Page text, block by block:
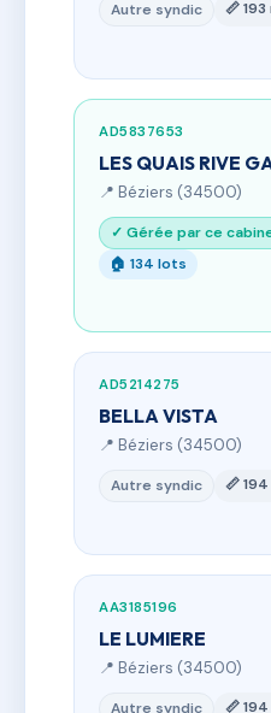
Autre syndic 📏 193
AD5837653
LES QUAIS RIVE
📍 Béziers (34500)
✓ Gérée par ce
🏠 134 lots
AD5214275
BELLA VISTA
📍 Béziers (34500)
Autre syndic 📏
AA3185196
LE LUMIERE
📍 Béziers (34500)
Autre syndic 📏